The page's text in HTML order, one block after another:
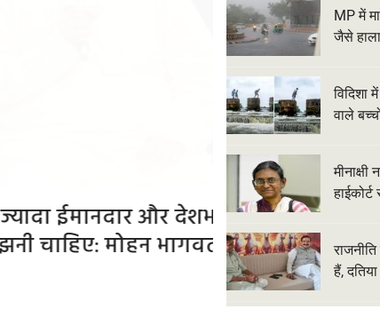
और देशभक्त, हमें उनकी
भागवत
MP की सबसे
करोड़ की
MP में
जैसे
विदिशा
वाले
हैं,